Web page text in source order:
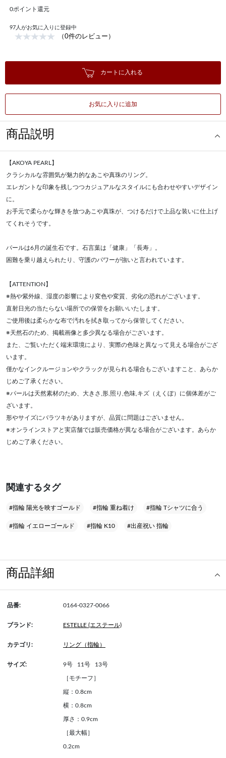
0ポイント還元
97 人がお気に入りに登録中
（0件のレビュー）
カートに入れる
お気に入りに追加
商品説明
【AKOYA PEARL】
クラシカルな雰囲気が魅力的なあこや真珠のリング。
エレガントな印象を残しつつカジュアルなスタイルにも合わせやすいデザイン
に。
お手元で柔らかな輝きを放つあこや真珠が、つけるだけで上品な装いに仕上げ
てくれそうです。
パールは6月の誕生石です。石言葉は「健康」「長寿」。
困難を乗り越えられたり、守護のパワーが強いと言われています。
【ATTENTION】
※熱や紫外線、湿度の影響により変色や変質、劣化の恐れがございます。
直射日光の当たらない場所での保管をお願いいたします。
ご使用後は柔らかな布で汚れを拭き取ってから保管してください。
※天然石のため、掲載画像と多少異なる場合がございます。
また、ご覧いただく端末環境により、実際の色味と異なって見える場合がござ
います。
僅かなインクルージョンやクラックが見られる場合もございますこと、あらか
じめご了承ください。
※パールは天然素材のため、大きさ,形,照り,色味,キズ（えくぼ）に個体差がご
ざいます。
形やサイズにバラツキがありますが、品質に問題はございません。
※オンラインストアと実店舗では販売価格が異なる場合がございます。あらか
じめご了承ください。
関連するタグ
#指輪 陽光を映すゴールド #指輪 重ね着け #指輪 Tシャツに合う
#指輪 イエローゴールド #指輪 K10 #出産祝い 指輪
商品詳細
品番: 0164-0327-0066
ブランド: ESTELLE (エステール)
カテゴリ: リング（指輪）
サイズ: 9号 11号 13号
［モチーフ］
縦：0.8cm
横：0.8cm
厚さ：0.9cm
［最大幅］
0.2cm